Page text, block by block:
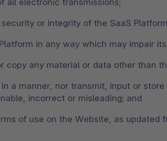
or integrity of the SaaS
in any way which may impair
copy any material or data other than
a manner, nor transmit, input or
incorrect or misleading; and
of use on the Website, as updated